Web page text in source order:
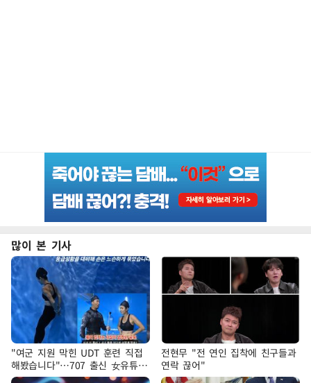
많이 본 기사
"여군 지원 막힌 UDT 훈련 직접
해봤습니다"…707 출신 女유튜버
'완벽 소화'
전현무 "전 연인 집착에 친구들과
연락 끊어"